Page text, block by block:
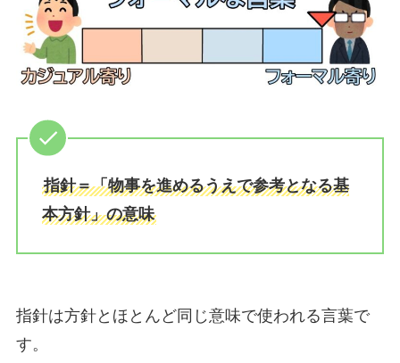
指針＝「物事を進めるうえで参考となる基
本方針」の意味
指針は方針とほとんど同じ意味で使われる言葉で
す。